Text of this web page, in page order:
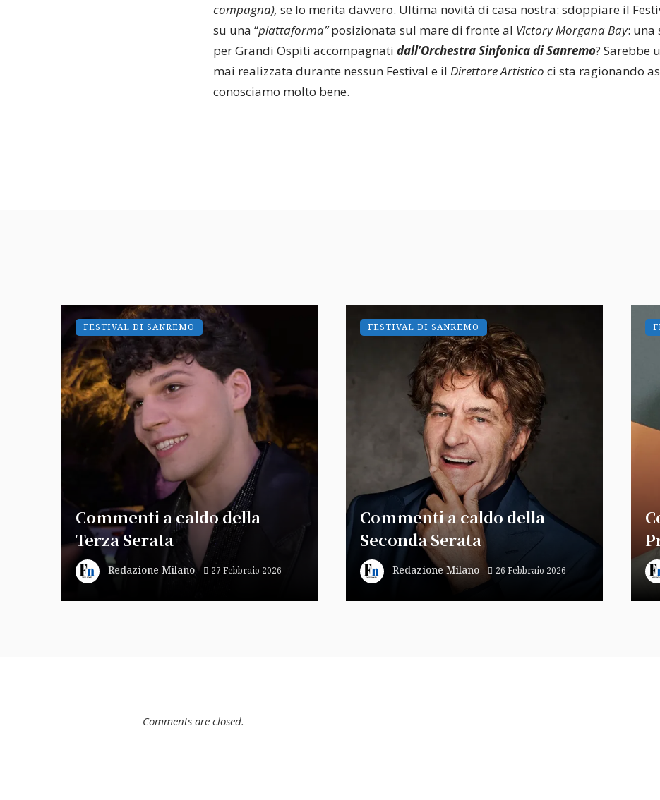
compagna), se lo merita davvero. Ultima novità di casa nostra: sdoppiare il
su una “piattaforma”posizionata sul mare di fronte al Victory Morgana Bay: una
per Grandi Ospiti accompagnati dall’Orchestra Sinfonica di Sanremo? Sarebbe
mai realizzata durante nessun Festival e il Direttore Artistico ci sta ragionando
conosciamo molto bene.
Commenti a caldo della
Terza Serata
Redazione Milano 27 Febbraio 2026
FESTIVAL DI SANREMO
Commenti a caldo della
Seconda Serata
Redazione Milano 26 Febbraio 2026
FESTIVAL DI SANREMO
Comments are closed.